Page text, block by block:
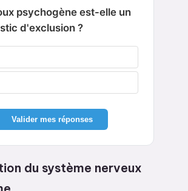
psychogène est-elle un
d'exclusion ?
Valider mes réponses
du système nerveux